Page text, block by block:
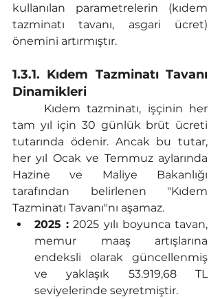
kullanılan parametrelerin (kıdem
tazminatı tavanı, asgari ücret)
önemini artırmıştır.
1.3.1. Kıdem Tazminatı Tavanı
Dinamikleri
tam yıl için 30 günlük brüt ücreti
tutarında ödenir. Ancak bu tutar,
her yıl Ocak ve Temmuz aylarında
Hazine ve Maliye Bakanlığı
tarafından belirlenen "Kıdem
Tazminatı Tavanı"nı aşamaz.
2025 : 2025 yılı boyunca tavan,
memur maaş artışlarına
endeksli olarak güncellenmiş
ve yaklaşık 53.919,68 TL
seviyelerinde seyretmiştir.